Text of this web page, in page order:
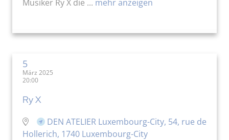
Musiker Ry X die ... mehr anzeigen
5
März 2025
20:00
Ry X
DEN ATELIER Luxembourg-City, 54, rue de
Hollerich, 1740 Luxembourg-City